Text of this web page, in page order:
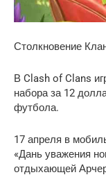
Столкновение
В Clash of Clans
набора за 12
футбола.
17 апреля в
«Дань уважения
отдыхающей